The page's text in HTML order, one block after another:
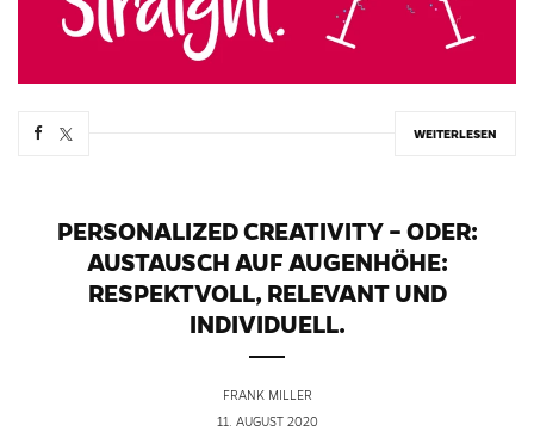
WEITERLESEN
PERSONALIZED CREATIVITY – ODER:
AUSTAUSCH AUF AUGENHÖHE:
RESPEKTVOLL, RELEVANT UND
INDIVIDUELL.
FRANK MILLER
11. AUGUST 2020